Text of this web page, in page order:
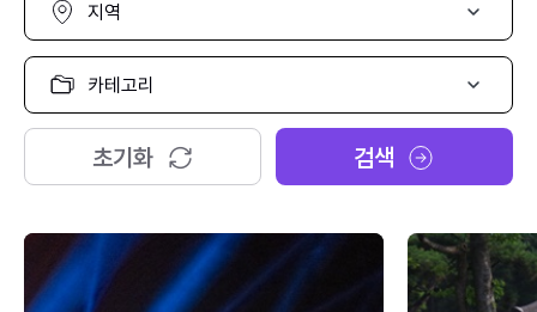
선
택
카
고
리
택
초기화 검색